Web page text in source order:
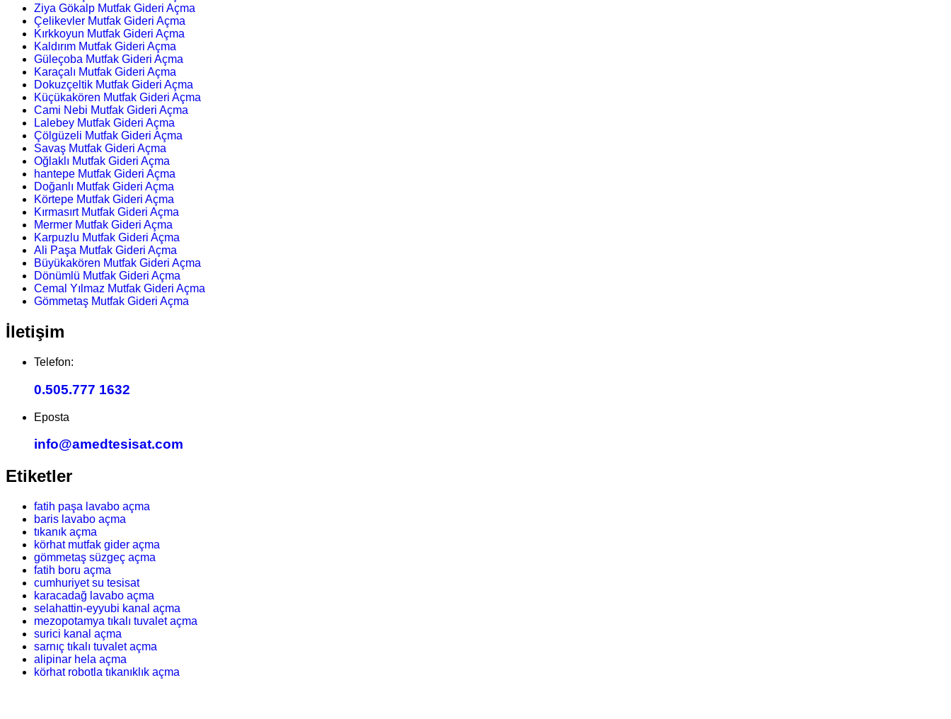
Ziya Gökalp Mutfak Gideri Açma
Çelikevler Mutfak Gideri Açma
Kırkkoyun Mutfak Gideri Açma
Kaldırım Mutfak Gideri Açma
Güleçoba Mutfak Gideri Açma
Karaçalı Mutfak Gideri Açma
Dokuzçeltik Mutfak Gideri Açma
Küçükakören Mutfak Gideri Açma
Cami Nebi Mutfak Gideri Açma
Lalebey Mutfak Gideri Açma
Çölgüzeli Mutfak Gideri Açma
Savaş Mutfak Gideri Açma
Oğlaklı Mutfak Gideri Açma
hantepe Mutfak Gideri Açma
Doğanlı Mutfak Gideri Açma
Körtepe Mutfak Gideri Açma
Kırmasırt Mutfak Gideri Açma
Mermer Mutfak Gideri Açma
Karpuzlu Mutfak Gideri Açma
Ali Paşa Mutfak Gideri Açma
Büyükakören Mutfak Gideri Açma
Dönümlü Mutfak Gideri Açma
Cemal Yılmaz Mutfak Gideri Açma
Gömmetaş Mutfak Gideri Açma
İletişim
Telefon:
0.505.777 1632
Eposta
info@amedtesisat.com
Etiketler
fatih paşa lavabo açma
baris lavabo açma
tıkanık açma
körhat mutfak gider açma
gömmetaş süzgeç açma
fatih boru açma
cumhuriyet su tesisat
karacadağ lavabo açma
selahattin-eyyubi kanal açma
mezopotamya tıkalı tuvalet açma
surici kanal açma
sarnıç tıkalı tuvalet açma
alipinar hela açma
körhat robotla tıkanıklık açma